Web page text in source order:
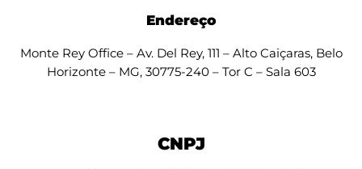
Endereço
Monte Rey Office – Av. Del Rey, 111 – Alto Caiçaras, Belo
Horizonte – MG, 30775-240 – Tor C – Sala 603
CNPJ